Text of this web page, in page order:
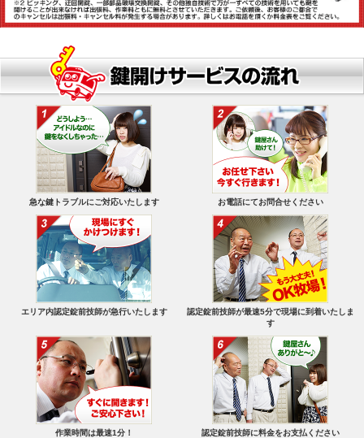
急な鍵トラブルにご対応いたします お電話にてお問合せください
エリア内認定錠前技師が急行いたします
認定錠前技師が最速5分で現場に到着いたしま
す
作業時間は最速1分！ 認定錠前技師に料金をお支払ください